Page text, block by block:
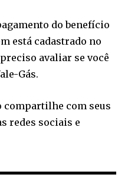
do benefício
está cadastrado no
avaliar se você
Gás.
compartilhe com seus
redes sociais e